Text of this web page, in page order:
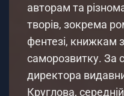
авторам та
творів, зокрема
фентезі, книжкам з
саморозвитку. За
директора
Круглова,